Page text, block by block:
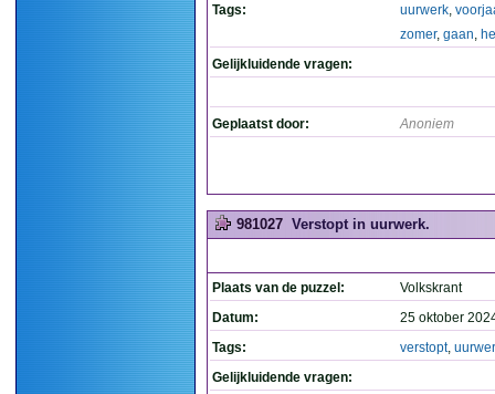
Tags:
uurwerk,
zomer, gaan,
Gelijkluidende vragen:
Geplaatst door: Anoniem
981027 Verstopt in uurwerk.
Plaats van de puzzel:
Volkskrant
Datum:
25 oktober
Tags:
verstopt,
Gelijkluidende vragen: